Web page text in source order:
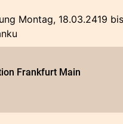
Montag, 18.03.2419
Frankfurt Main